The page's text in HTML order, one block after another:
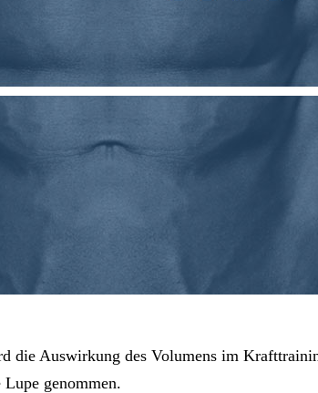
die Auswirkung des Volumens im
genommen.